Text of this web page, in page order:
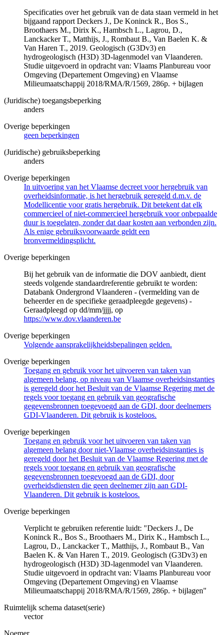
Specificaties over het gebruik van de data staan vermeld in het
bijgaand rapport Deckers J., De Koninck R., Bos S.,
Broothaers M., Dirix K., Hambsch L., Lagrou, D.,
Lanckacker T., Matthijs, J., Rombaut B., Van Baelen K. &
Van Haren T., 2019. Geologisch (G3Dv3) en
hydrogeologisch (H3D) 3D-lagenmodel van Vlaanderen.
Studie uitgevoerd in opdracht van: Vlaams Planbureau voor
Omgeving (Departement Omgeving) en Vlaamse
Milieumaatschappij 2018/RMA/R/1569, 286p. + bijlagen
(Juridische) toegangsbeperking
anders
Overige beperkingen
geen beperkingen
(Juridische) gebruiksbeperking
anders
Overige beperkingen
In uitvoering van het Vlaamse decreet voor hergebruik van
overheidsinformatie, is het hergebruik geregeld d.m.v. de
Modellicentie voor gratis hergebruik. Dit betekent dat elk
commercieel of niet-commercieel hergebruik voor onbepaalde
duur is toegelaten, zonder dat daar kosten aan verbonden zijn.
Als enige gebruiksvoorwaarde geldt een
bronvermeldingsplicht.
Overige beperkingen
Bij het gebruik van de informatie die DOV aanbiedt, dient
steeds volgende standaardreferentie gebruikt te worden:
Databank Ondergrond Vlaanderen - (vermelding van de
beheerder en de specifieke geraadpleegde gegevens) -
Geraadpleegd op dd/mm/jjjj, op
https://www.dov.vlaanderen.be
Overige beperkingen
Volgende aansprakelijkheidsbepalingen gelden.
Overige beperkingen
Toegang en gebruik voor het uitvoeren van taken van
algemeen belang, op niveau van Vlaamse overheidsinstanties
is geregeld door het Besluit van de Vlaamse Regering met de
regels voor toegang en gebruik van geografische
gegevensbronnen toegevoegd aan de GDI, door deelnemers
GDI-Vlaanderen. Dit gebruik is kosteloos.
Overige beperkingen
Toegang en gebruik voor het uitvoeren van taken van
algemeen belang door niet-Vlaamse overheidsinstanties is
geregeld door het Besluit van de Vlaamse Regering met de
regels voor toegang en gebruik van geografische
gegevensbronnen toegevoegd aan de GDI, door
overheidsdiensten die geen deelnemer zijn aan GDI-
Vlaanderen. Dit gebruik is kosteloos.
Overige beperkingen
Verplicht te gebruiken referentie luidt: "Deckers J., De
Koninck R., Bos S., Broothaers M., Dirix K., Hambsch L.,
Lagrou, D., Lanckacker T., Matthijs, J., Rombaut B., Van
Baelen K. & Van Haren T., 2019. Geologisch (G3Dv3) en
hydrogeologisch (H3D) 3D-lagenmodel van Vlaanderen.
Studie uitgevoerd in opdracht van: Vlaams Planbureau voor
Omgeving (Departement Omgeving) en Vlaamse
Milieumaatschappij 2018/RMA/R/1569, 286p. + bijlagen"
Ruimtelijk schema dataset(serie)
vector
Noemer